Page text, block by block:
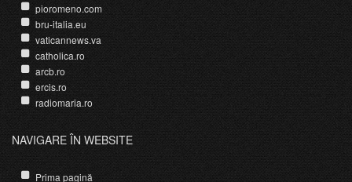
pioromeno.com
bru-italia.eu
vaticannews.va
catholica.ro
arcb.ro
ercis.ro
radiomaria.ro
NAVIGARE ÎN WEBSITE
Prima pagină